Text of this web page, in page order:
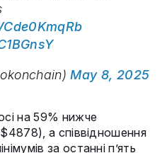
May 8, 2025
на 59% нижче
а співвідношення
за останні п’ять